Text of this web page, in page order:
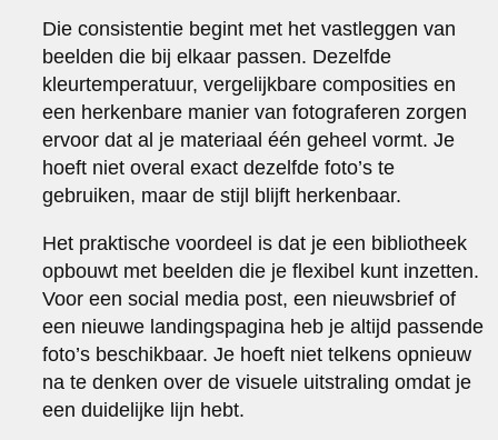
Die consistentie begint met het vastleggen van
beelden die bij elkaar passen. Dezelfde
kleurtemperatuur, vergelijkbare composities en
een herkenbare manier van fotograferen zorgen
ervoor dat al je materiaal één geheel vormt. Je
hoeft niet overal exact dezelfde foto’s te
gebruiken, maar de stijl blijft herkenbaar.
Het praktische voordeel is dat je een bibliotheek
opbouwt met beelden die je flexibel kunt inzetten.
Voor een social media post, een nieuwsbrief of
een nieuwe landingspagina heb je altijd passende
foto’s beschikbaar. Je hoeft niet telkens opnieuw
na te denken over de visuele uitstraling omdat je
een duidelijke lijn hebt.